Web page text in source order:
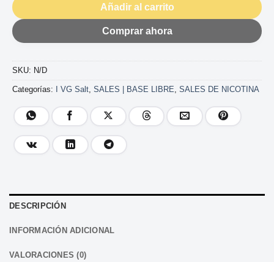
Añadir al carrito
Comprar ahora
SKU: N/D
Categorías: I VG Salt SALES | BASE LIBRE SALES DE NICOTINA
DESCRIPCIÓN
INFORMACIÓN ADICIONAL
VALORACIONES (0)